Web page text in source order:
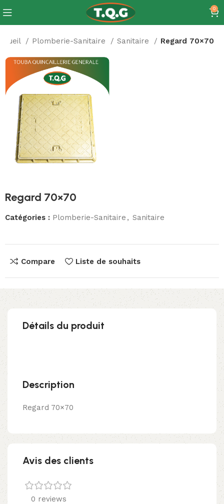
0
Plomberie-Sanitaire Sanitaire Regard 70×70
Regard 70×70
Catégories : Plomberie-Sanitaire , Sanitaire
Compare Liste de souhaits
Détails du produit
Description
Regard 70×70
Avis des clients
0 reviews